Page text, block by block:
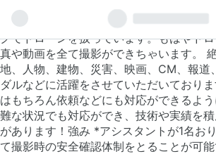
「ドローンアーティストフォトグラフ
のドローン男子です！独自のスタイル、
クでドローンを扱っています。もはやド
真や動画を全て撮影ができちゃいます。
地、人物、建物、災害、映画、CM、報道
ダルなどに活躍をさせていただいており
はもちろん依頼などにも対応ができるよ
難な状況でも対応ができ、技術や実績を
があります！ ​ ​強み *アシスタントが1名お
て撮影時の安全確認体制をとることが可